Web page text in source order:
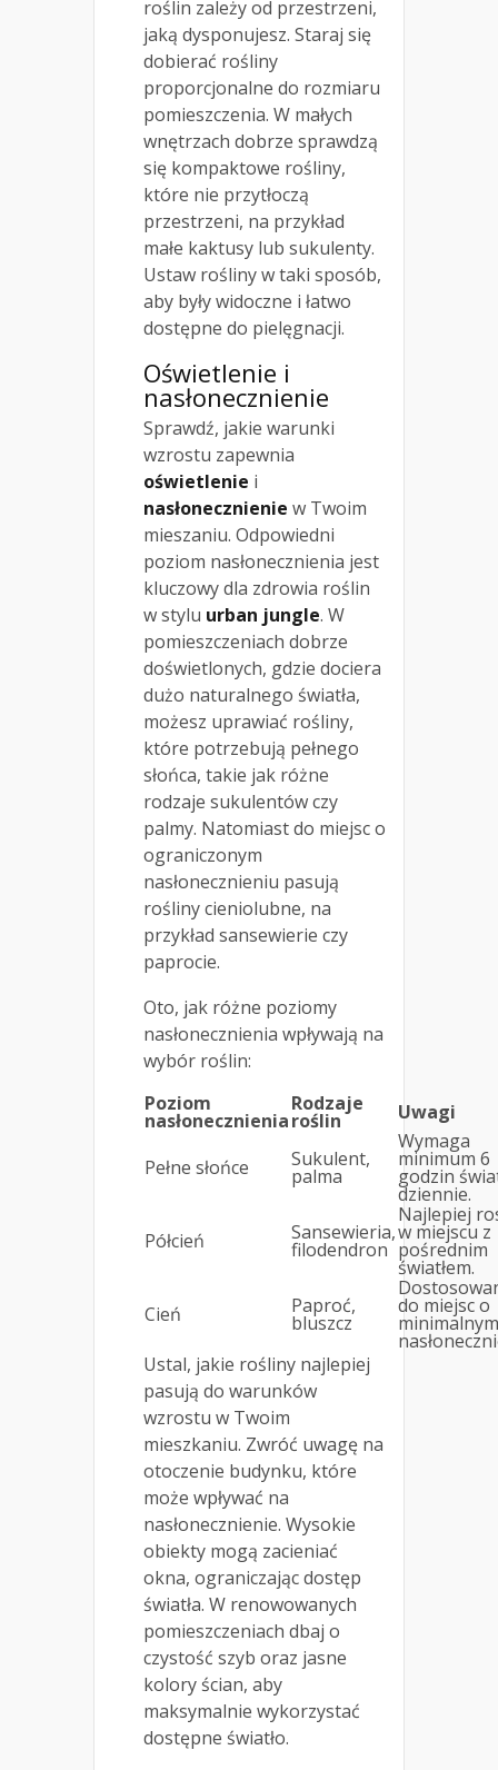
roślin zależy od przestrzeni,
jaką dysponujesz. Staraj się
dobierać rośliny
proporcjonalne do rozmiaru
pomieszczenia. W małych
wnętrzach dobrze sprawdzą
się kompaktowe rośliny,
które nie przytłoczą
przestrzeni, na przykład
małe kaktusy lub sukulenty.
Ustaw rośliny w taki sposób,
aby były widoczne i łatwo
dostępne do pielęgnacji.
Oświetlenie i
nasłonecznienie
Sprawdź, jakie warunki
wzrostu zapewnia
oświetlenie i
nasłonecznienie w Twoim
mieszaniu. Odpowiedni
poziom nasłonecznienia jest
kluczowy dla zdrowia roślin
w stylu urban jungle. W
pomieszczeniach dobrze
doświetlonych, gdzie dociera
dużo naturalnego światła,
możesz uprawiać rośliny,
które potrzebują pełnego
słońca, takie jak różne
rodzaje sukulentów czy
palmy. Natomiast do miejsc o
ograniczonym
nasłonecznieniu pasują
rośliny cieniolubne, na
przykład sansewierie czy
paprocie.
Oto, jak różne poziomy
nasłonecznienia wpływają na
wybór roślin:
Poziom
nasłonecznienia
Rodzaje
roślin Uwagi
Pełne słońce Sukulent,
palma
Wymaga
minimum 6
godzin
dziennie.
Półcień
Sansewieria,
filodendron
Najlepiej
w miejscu z
pośrednim
światłem.
Cień
Paproć,
bluszcz
do miejsc o
minimalnym
Ustal, jakie rośliny najlepiej
pasują do warunków
wzrostu w Twoim
mieszkaniu. Zwróć uwagę na
otoczenie budynku, które
może wpływać na
nasłonecznienie. Wysokie
obiekty mogą zacieniać
okna, ograniczając dostęp
światła. W renowowanych
pomieszczeniach dbaj o
czystość szyb oraz jasne
kolory ścian, aby
maksymalnie wykorzystać
dostępne światło.